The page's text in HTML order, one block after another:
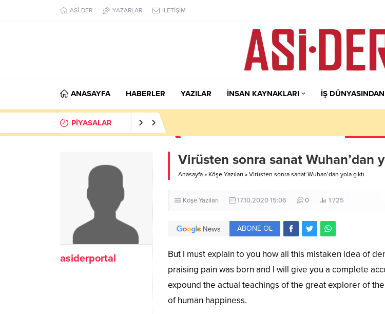
ASİ-DER YAZARLAR İLETİŞİM
ANASAYFA HABERLER YAZILAR İNSAN KAYNAKLARI İŞ DÜNYASINDAN
PİYASALAR
asiderportal
Virüsten sonra sanat Wuhan’dan
Anasayfa » Köşe Yazıları » Virüsten sonra sanat Wuhan’dan yola çıktı
Köşe Yazıları 17.10.2020 15:06 0 1.725
ABONE OL
But I must explain to you how all this mistaken idea of
praising pain was born and I will give you a complete
expound the actual teachings of the great explorer of
of human happiness.